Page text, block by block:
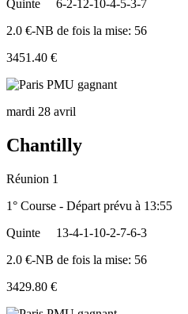
Quinte
6-2-12-10-4-5-3-7
2.0 €-NB de fois la mise: 56
3451.40 €
mardi 28 avril
Chantilly
Réunion 1
1° Course - Départ prévu à 13:55
Quinte
13-4-1-10-2-7-6-3
2.0 €-NB de fois la mise: 56
3429.80 €